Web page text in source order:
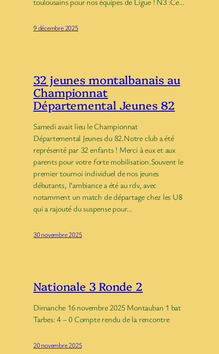
9 décembre 2025
32 jeunes montalbanais au
Championnat
Départemental Jeunes 82
Samedi avait lieu le Championnat
Départemental Jeunes du 82.Notre club a été
représenté par 32 enfants ! Merci à eux et aux
parents pour votre forte mobilisation.Souvent le
premier tournoi individuel de nos jeunes
débutants, l’ambiance a été au rdv, avec
notamment un match de départage chez les U8
qui a rajouté du suspense pour…
30 novembre 2025
Nationale 3 Ronde 2
Dimanche 16 novembre 2025 Montauban 1 bat
Tarbes: 4 – 0 Compte rendu de la rencontre
20 novembre 2025